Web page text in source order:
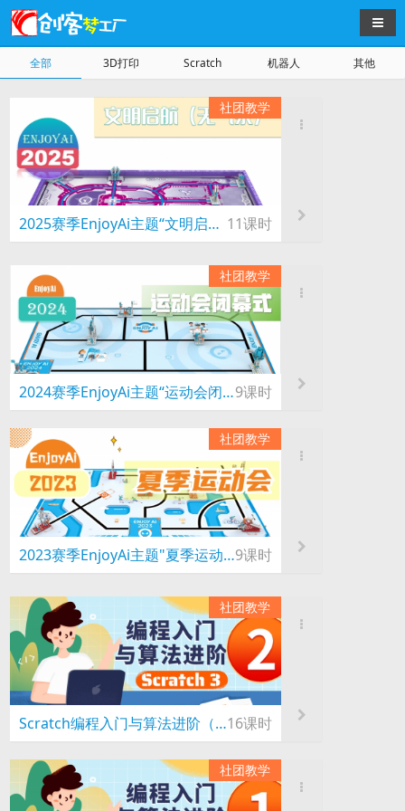
导航
全部 3D打印 Scratch 机器人 其他
11课时
2025赛季EnjoyAi主题“文明启航”（无气泵）
社团教学
9课时
2024赛季EnjoyAi主题“运动会闭幕式”
社团教学
9课时
2023赛季EnjoyAi主题"夏季运动会"
社团教学
16课时
Scratch编程入门与算法进阶（2）
社团教学
社团教学